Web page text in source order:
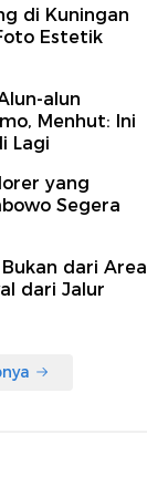
di Kuningan
Estetik
alun
Menhut: Ini
Lagi
yang
Segera
dari Area
dari Jalur